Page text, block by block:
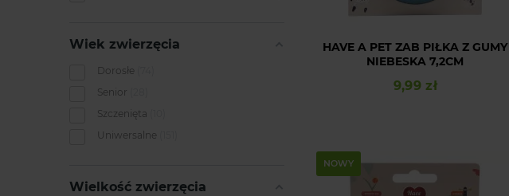
HAVE A PET ZAB PIŁKA Z GUMY
NIEBESKA 7,2CM
Cena
9,99 zł
NOWY
Wiek zwierzęcia
Dorosłe
Senior
Szczenięta
Uniwersalne
Wielkość zwierzęcia